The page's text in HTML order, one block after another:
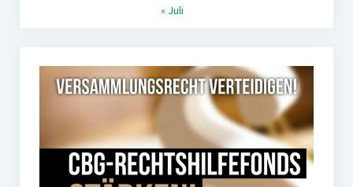
« Juli